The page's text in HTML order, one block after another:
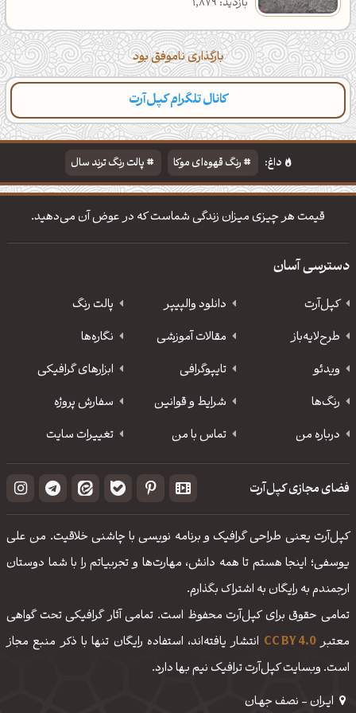
بازدید: 1,879
بارگذاری ناموفق بود
کانال تلگرام کپل‌آرت
دسته‌بندی مطالب تازه تایپوگرافی پالت‌ها
داغ: رنگ قهوه‌ای موکا
پالت رنگ ترند سال
دانلود والپیپر مذهبی
تایپوگرافی شعر مولانا
قیمت هر چیزی میزان زندگی شماست که در عوض آن می‌دهید.
دسترسی آسان
کپل‌آرت دانلود‌ والپیپر
پالت رنگ
طرح‌لایه‌باز
مقالات آموزشی
نگاره‌ها
ویدئو
‌تایپوگرافی
ابزارهای گرافیکی
رنگ‌ها
شرایط و قوانین
سفارش پروژه
درباره من
تماس با من تغییرات سایت
فضای مجازی کپل‌آرت
کپل‌آرت یعنی طراحی گرافیک و برنامه نویسی با چاشنی خلاقیت. من علی
یوسفی؛ اینجا هستم تا همه دانش، مهارت‌‌ها و تجربیاتم را با شما دوستان
ارجمندم به رایگان به اشتراک بگذارم.
تمامی حقوق برای کپل‌آرت محفوظ است. تمامی آثار گرافیکی تحت گواهی
معتبرCC BY 4.0 انتشار یافته‌اند، استفاده رایگان تنها با ذکر منبع مجاز
است. وبسایت کپل‌آرت ترافیک نیم بها دارد.
ایـران - نصف جهـان